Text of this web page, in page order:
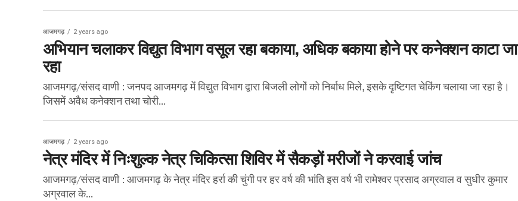
आजमगढ़ 2 years ago
अभियान चलाकर विद्युत विभाग वसूल रहा बकाया, अधिक बकाया होने पर कनेक्शन काटा जा
रहा
आजमगढ़/संसद वाणी : जनपद आजमगढ़ में विद्युत विभाग द्वारा बिजली लोगों को निर्बाध मिले, इसके दृष्टिगत चेकिंग चलाया जा रहा है।
जिसमें अवैध कनेक्शन तथा चोरी...
आजमगढ़ 2 years ago
नेत्र मंदिर में निःशुल्क नेत्र चिकित्सा शिविर में सैकड़ों मरीजों ने करवाई जांच
आजमगढ़/संसद वाणी : आजमगढ़ के नेत्र मंदिर हर्रा की चुंगी पर हर वर्ष की भांति इस वर्ष भी रामेश्वर प्रसाद अग्रवाल व सुधीर कुमार
अग्रवाल के...